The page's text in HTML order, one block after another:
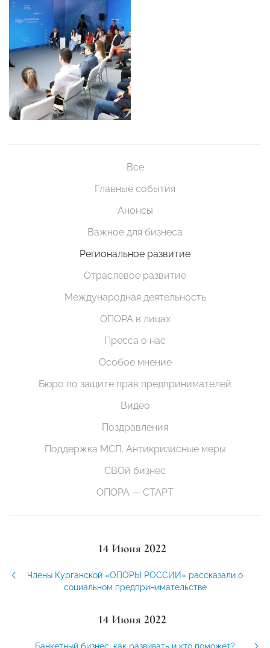
Все
Главные события
Анонсы
Важное для бизнеса
Региональное развитие
Отраслевое развитие
Международная деятельность
ОПОРА в лицах
Пресса о нас
Особое мнение
Бюро по защите прав предпринимателей
Видео
Поздравления
Поддержка МСП. Антикризисные меры
СВОй бизнес
ОПОРА — СТАРТ
14 Июня 2022
Члены Курганской «ОПОРЫ РОССИИ» рассказали о
социальном предпринимательстве
14 Июня 2022
Банкетный бизнес: как развивать и кто поможет?